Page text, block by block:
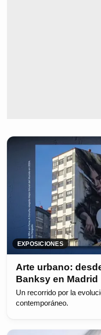
EXPOSICIONES
Arte urbano:
Banksy en Madrid
Un recorrido por la
contemporáneo.